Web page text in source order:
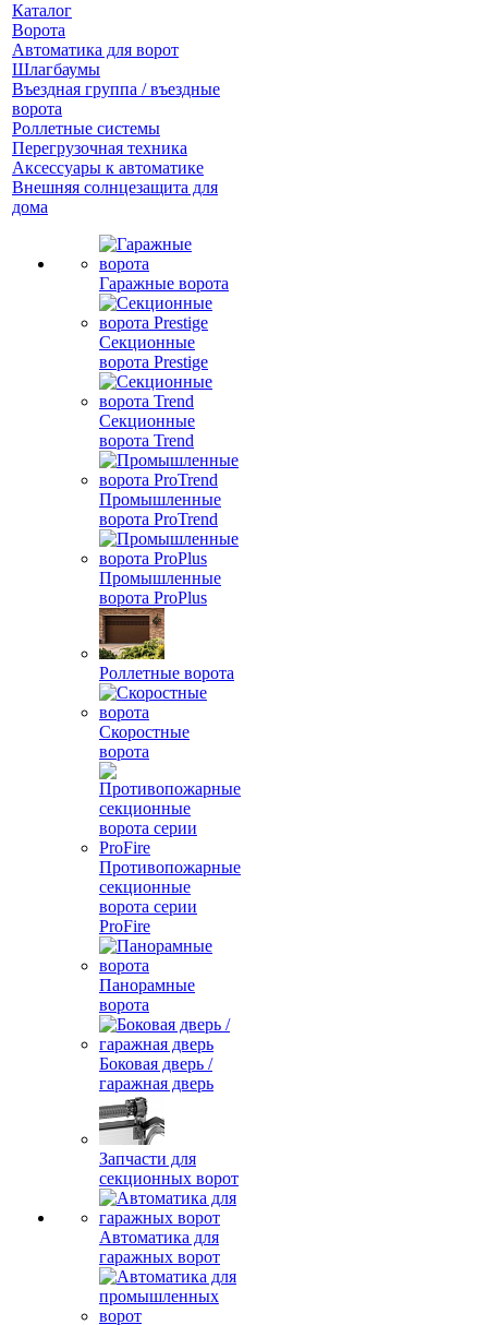
Каталог
Ворота
Автоматика для ворот
Шлагбаумы
Въездная группа / въездные
ворота
Роллетные системы
Перегрузочная техника
Аксессуары к автоматике
Внешняя солнцезащита для
дома
Гаражные ворота
Секционные
ворота Prestige
Секционные
ворота Trend
Промышленные
ворота ProTrend
Промышленные
ворота ProPlus
Роллетные ворота
Скоростные
ворота
Противопожарные
секционные
ворота серии
ProFire
Панорамные
ворота
Боковая дверь /
гаражная дверь
Запчасти для
секционных ворот
Автоматика для
гаражных ворот